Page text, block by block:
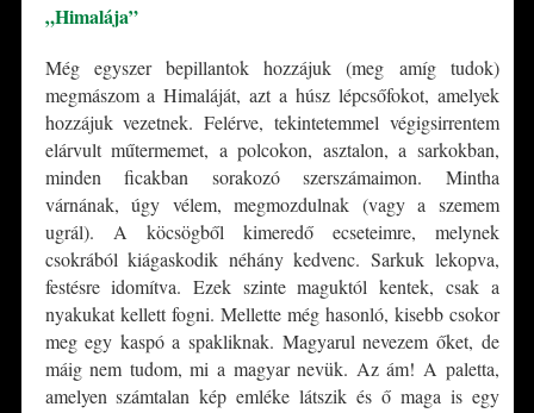
„Himalája”
Még egyszer bepillantok hozzájuk (meg amíg tudok)
megmászom a Himaláját, azt a húsz lépcsőfokot, amelyek
hozzájuk vezetnek. Felérve, tekintetemmel végigsirrentem
elárvult műtermemet, a polcokon, asztalon, a sarkokban,
minden ficakban sorakozó szerszámaimon. Mintha
várnának, úgy vélem, megmozdulnak (vagy a szemem
ugrál). A köcsögből kimeredő ecseteimre, melynek
csokrából kiágaskodik néhány kedvenc. Sarkuk lekopva,
festésre idomítva. Ezek szinte maguktól kentek, csak a
nyakukat kellett fogni. Mellette még hasonló, kisebb csokor
meg egy kaspó a spakliknak. Magyarul nevezem őket, de
máig nem tudom, mi a magyar nevük. Az ám! A paletta,
amelyen számtalan kép emléke látszik és ő maga is egy